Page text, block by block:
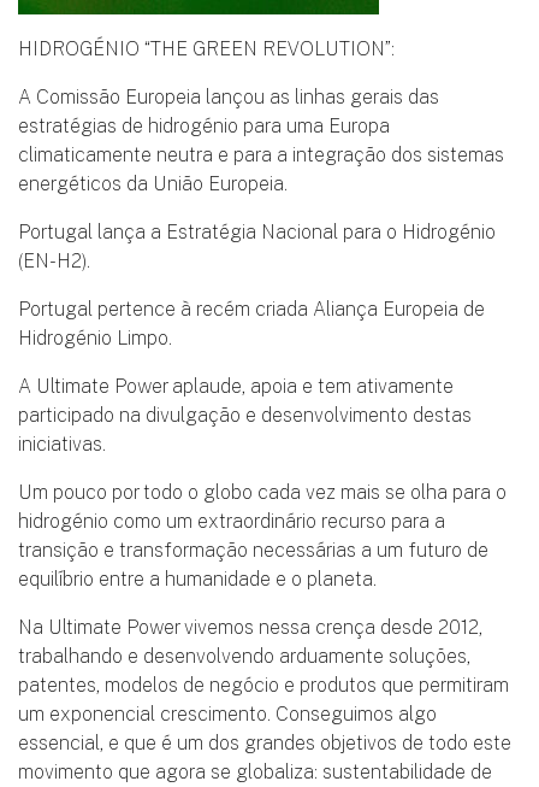
HIDROGÉNIO “THE GREEN REVOLUTION”:
A Comissão Europeia lançou as linhas gerais das
estratégias de hidrogénio para uma Europa
climaticamente neutra e para a integração dos sistemas
energéticos da União Europeia.
Portugal lança a Estratégia Nacional para o Hidrogénio
(EN-H2).
Portugal pertence à recém criada Aliança Europeia de
Hidrogénio Limpo.
A Ultimate Power aplaude, apoia e tem ativamente
participado na divulgação e desenvolvimento destas
iniciativas.
Um pouco por todo o globo cada vez mais se olha para o
hidrogénio como um extraordinário recurso para a
transição e transformação necessárias a um futuro de
equilíbrio entre a humanidade e o planeta.
Na Ultimate Power vivemos nessa crença desde 2012,
trabalhando e desenvolvendo arduamente soluções,
patentes, modelos de negócio e produtos que permitiram
um exponencial crescimento. Conseguimos algo
essencial, e que é um dos grandes objetivos de todo este
movimento que agora se globaliza: sustentabilidade de